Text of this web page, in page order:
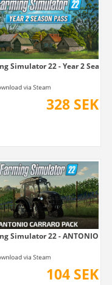
Simulator 22 - Year 2
328 SEK
Simulator 22 - ANTONIO
104 SEK